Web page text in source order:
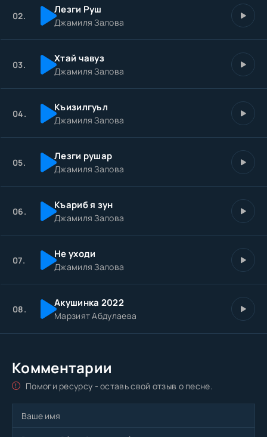
02. Лезги Руш
Джамиля Залова
03. Хтай чавуз
Джамиля Залова
04. Къизилгуьл
Джамиля Залова
05. Лезги рушар
Джамиля Залова
06. Къариб я зун
Джамиля Залова
07. Не уходи
Джамиля Залова
08. Акушинка 2022
Марзият Абдулаева
Комментарии
Помоги ресурсу - оставь свой отзыв о песне.